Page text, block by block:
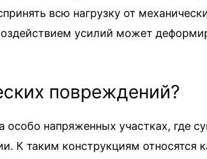
всю нагрузку от
усилий может
повреждений?
напряженных участках, где
К таким конструкциям относятся